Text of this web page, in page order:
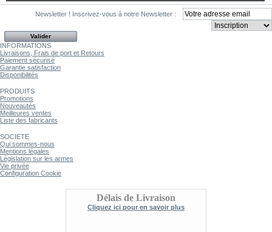
Newsletter ! Inscrivez-vous à notre Newsletter :
INFORMATIONS
Livraisons, Frais de port et Retours
Paiement sécurisé
Garantie satisfaction
Disponibilités
PRODUITS
Promotions
Nouveautés
Meilleures ventes
Liste des fabricants
SOCIETE
Qui sommes-nous
Mentions légales
Législation sur les armes
Vie privée
Configuration Cookie
Délais de Livraison
Cliquez ici pour en savoir plus